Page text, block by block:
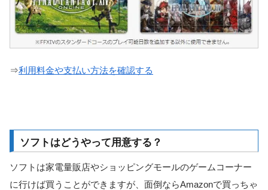
⇒利用料金や支払い方法を確認する
ソフトはどうやって用意する？
ソフトは家電量販店やショッピングモールのゲームコーナー
に行けば買うことができますが、面倒ならAmazonで買っちゃ